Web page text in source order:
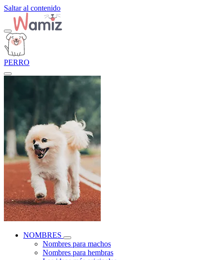
Saltar al contenido
PERRO
NOMBRES
Nombres para machos
Nombres para hembras